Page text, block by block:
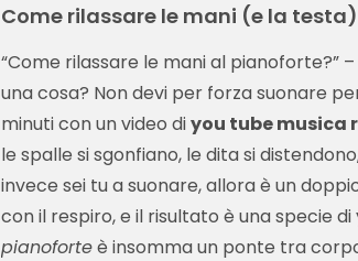
Come rilassare le mani (e la
“Come rilassare le mani al pianoforte?”
una cosa? Non devi per forza suonare
minuti con un video diyou tube musica
le spalle si sgonfiano, le dita si
invece sei tu a suonare, allora è un
con il respiro, e il risultato è una specie di
pianoforteè insomma un ponte tra